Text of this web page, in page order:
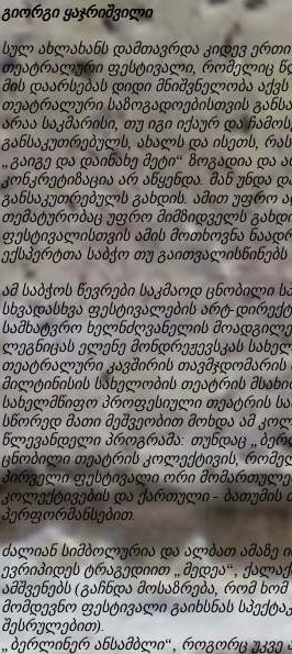
გიორგი ყაჯრიშვილი
სულ ახლახანს დამთავრდა კიდევ
თეატრალური ფესტივალი, რომელიც
მის დაარსებას დიდი მნიშვნელობა
თეატრალური საზოგადოებისთვის
არაა საკმარისი, თუ იგი იქაურ და
განსაკუთრებულს, ახალს და ისეთს,
„გაიგე და დაინახე მეტი“ ზოგადია და
კონკრეტიზაცია არ აწყენდა. მან უნდა
განსაკუთრებულს გახდის. ამით უფრო
თემატურობაც უფრო მიმზიდველს
ფესტივალისთვის ამის მოთხოვნა
ექსპერტთა საბჭო თუ გაითვალისწინებს
ამ საბჭოს წევრები საკმაოდ ცნობილი
სხვადასხვა ფესტივალების არტ-
სამხატვრო ხელნძღვანელის
ლეგნიცას ელენე მონდრეჟევსკას
თეატრალური კავშირის თავმჯდომარის
მილტინისის სახელობის თეატრის
სახელმწიფო პროფესიული თეატრის
სწორედ მათი მეშვეობით მოხდა ამ
წლევანდელი პროგრამა: თუნდაც
ცნობილი თეატრის კოლექტივის,
პირველი ფესტივალი ორი
კოლექტივების და ქართული - ბათუმის
პერფორმანსებით.
ძალიან სიმბოლურია და ალბათ ამაზე
ევრიპიდეს ტრაგედიით „მედეა“,
ამშვენებს (გაჩნდა მოსაზრება, რომ
მომდევნო ფესტივალი გაიხსნას
შესრულებით).
„ბერლინერ ანსამბლი“, როგორც უკვე